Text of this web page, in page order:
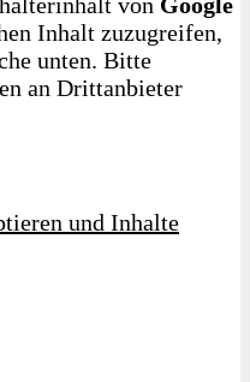
Inhalt zuzugreifen,
unten. Bitte
an Drittanbieter
und Inhalte